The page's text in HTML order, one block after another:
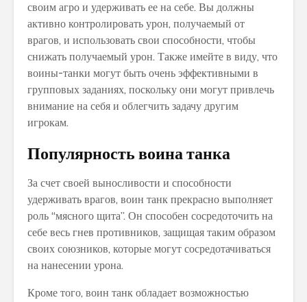
своим агро и удерживать ее на себе. Вы должны
активно контролировать урон, получаемый от
врагов, и использовать свои способности, чтобы
снижать получаемый урон. Также имейте в виду, что
воины-танки могут быть очень эффективными в
групповых заданиях, поскольку они могут привлечь
внимание на себя и облегчить задачу другим
игрокам.
Популярность воина танка
За счет своей выносливости и способности
удерживать врагов, воин танк прекрасно выполняет
роль “мясного щита”. Он способен сосредоточить на
себе весь гнев противников, защищая таким образом
своих союзников, которые могут сосредотачиваться
на нанесении урона.
Кроме того, воин танк обладает возможностью